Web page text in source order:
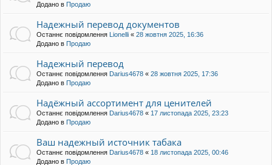
Додано в Продаю
Надежный перевод документов
Останнє повідомлення Lionelli « 28 жовтня 2025, 16:36
Додано в Продаю
Надежный перевод
Останнє повідомлення Darius4678 « 28 жовтня 2025, 17:36
Додано в Продаю
Надёжный ассортимент для ценителей
Останнє повідомлення Darius4678 « 17 листопада 2025, 23:23
Додано в Продаю
Ваш надежный источник табака
Останнє повідомлення Darius4678 « 18 листопада 2025, 00:46
Додано в Продаю